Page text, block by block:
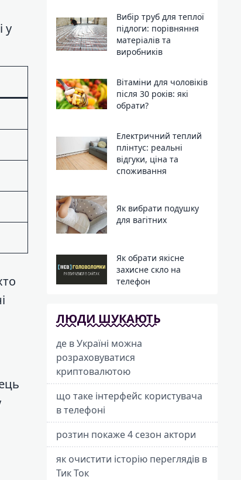
у
Вибір труб для теплої
підлоги: порівняння
матеріалів та
виробників
Вітаміни для чоловіків
після 30 років: які
обрати?
Електричний теплий
плінтус: реальні
відгуки, ціна та
споживання
Як вибрати подушку
для вагітних
Як обрати якісне
захисне скло на
телефон
ЛЮДИ ШУКАЮТЬ
де в Україні можна
розраховуватися
криптовалютою
що таке інтерфейс користувача
в телефоні
розтин покаже 4 сезон актори
як очистити історію переглядів в
Тик Ток